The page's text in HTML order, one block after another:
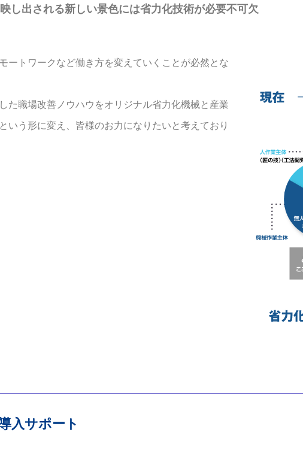
し出される新しい景色には省力化技術が必要不可欠
ートワークなど働き方を変えていくことが必然とな
た職場改善ノウハウをオリジナル省力化機械と産業
いう形に変え、皆様のお力になりたいと考えており
入サポート